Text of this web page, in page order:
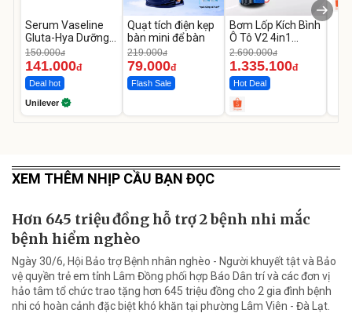
Serum Vaseline
Gluta-Hya Dưỡng
Da Sáng Mịn Sau 7
Ngày
150.000đ
141.000đ
Deal hot
Unilever
Quạt tích điện kẹp
bàn mini để bàn
219.000đ
79.000đ
Flash Sale
Bơm Lốp Kích Bình
Ô Tô V2 4in1
MEDICAR –
12.000mAh
2.690.000đ
1.335.100đ
Hot Deal
XEM THÊM NHỊP CẦU BẠN ĐỌC
Hơn 645 triệu đồng hỗ trợ 2 bệnh nhi mắc
bệnh hiểm nghèo
Ngày 30/6, Hội Bảo trợ Bệnh nhân nghèo - Người khuyết tật và Bảo
vệ quyền trẻ em tỉnh Lâm Đồng phối hợp Báo Dân trí và các đơn vị
hảo tâm tổ chức trao tặng hơn 645 triệu đồng cho 2 gia đình bệnh
nhi có hoàn cảnh đặc biệt khó khăn tại phường Lâm Viên - Đà Lạt.